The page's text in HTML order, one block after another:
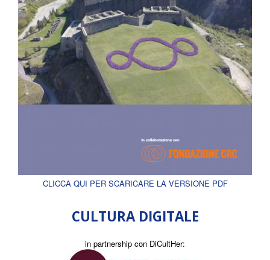
CLICCA QUI PER SCARICARE LA VERSIONE PDF
CULTURA DIGITALE
in partnership con DiCultHer: